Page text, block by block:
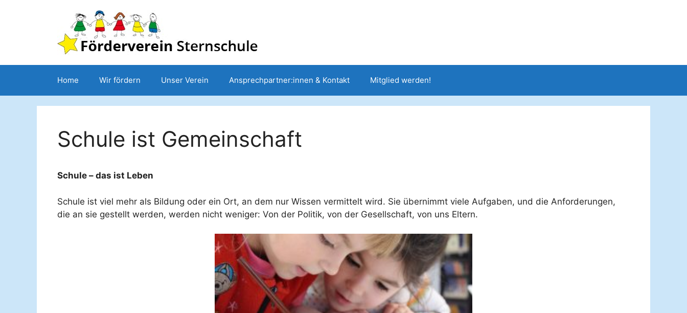
Home Wir fördern Unser Verein Ansprechpartner:innen & Kontakt Mitglied werden!
Schule ist Gemeinschaft
Schule – das ist Leben
Schule ist viel mehr als Bildung oder ein Ort, an dem nur Wissen vermittelt wird. Sie übernimmt viele Aufgaben, und die Anforderungen,
die an sie gestellt werden, werden nicht weniger: Von der Politik, von der Gesellschaft, von uns Eltern.